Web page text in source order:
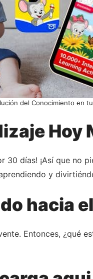
del Conocimiento en
Hoy
días! ¡Así que no
y
hacia
Entonces, ¿qué